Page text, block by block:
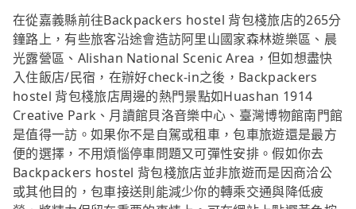
在從嘉義縣前往Backpackers hostel 背包棧旅店的265分
鐘路上，有些旅客沿途會造訪阿里山國家森林遊樂區、晨
光露營區、Alishan National Scenic Area，但如想盡快
入住飯店/民宿，在辦好check-in之後，Backpackers
hostel 背包棧旅店周邊的熱門景點如Huashan 1914
Creative Park、月讀館貝洛音樂中心、臺灣博物館南門館
是值得一訪。如果你不是自駕或租車，包車旅遊還是最方
便的選擇，不用煩惱停車問題又可彈性安排。假如你去
Backpackers hostel 背包棧旅店並非旅遊而是因商洽公
或其他目的，包車接送則能減少你的轉乘交通與降低疲